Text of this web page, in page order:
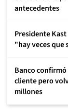
antecedentes
Presidente
"hay veces
Banco
cliente pero
millones